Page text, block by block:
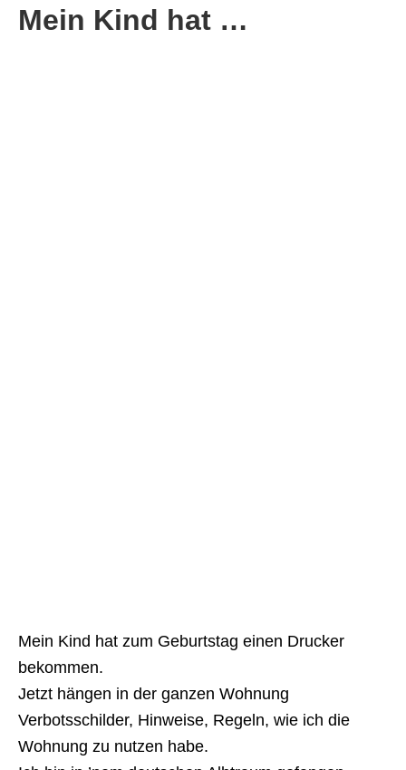
Mein Kind hat …
Mein Kind hat zum Geburtstag einen Drucker
bekommen.
Jetzt hängen in der ganzen Wohnung
Verbotsschilder, Hinweise, Regeln, wie ich die
Wohnung zu nutzen habe.